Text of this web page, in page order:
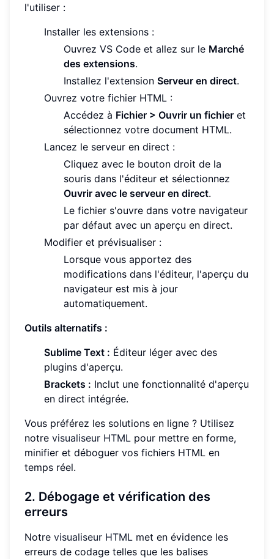
l'utiliser :
Installer les extensions :
Ouvrez VS Code et allez sur le Marché
des extensions.
Installez l'extension Serveur en direct.
Ouvrez votre fichier HTML :
Accédez à Fichier > Ouvrir un fichier et
sélectionnez votre document HTML.
Lancez le serveur en direct :
Cliquez avec le bouton droit de la
souris dans l'éditeur et sélectionnez
Ouvrir avec le serveur en direct.
Le fichier s'ouvre dans votre navigateur
par défaut avec un aperçu en direct.
Modifier et prévisualiser :
Lorsque vous apportez des
modifications dans l'éditeur, l'aperçu du
navigateur est mis à jour
automatiquement.
Outils alternatifs :
Sublime Text : Éditeur léger avec des
plugins d'aperçu.
Brackets : Inclut une fonctionnalité d'aperçu
en direct intégrée.
Vous préférez les solutions en ligne ? Utilisez
notre visualiseur HTML pour mettre en forme,
minifier et déboguer vos fichiers HTML en
temps réel.
2. Débogage et vérification des
erreurs
Notre visualiseur HTML met en évidence les
erreurs de codage telles que les balises